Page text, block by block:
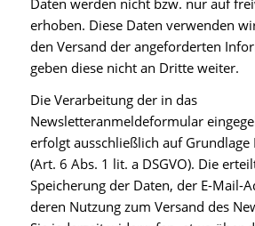
erhoben. Diese Daten verwenden
den Versand der angeforderten
geben diese nicht an Dritte weiter.
Die Verarbeitung der in das
Newsletteranmeldeformular
erfolgt ausschließlich auf
(Art. 6 Abs. 1 lit. a DSGVO). Die
Speicherung der Daten, der E-Mail-
deren Nutzung zum Versand des